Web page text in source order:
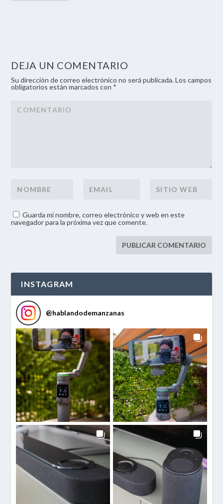
DEJA UN COMENTARIO
Su dirección de correo electrónico no será publicada. Los campos
obligatorios están marcados con *
Guarda mi nombre, correo electrónico y web en este
navegador para la próxima vez que comente.
INSTAGRAM
@hablandodemanzanas